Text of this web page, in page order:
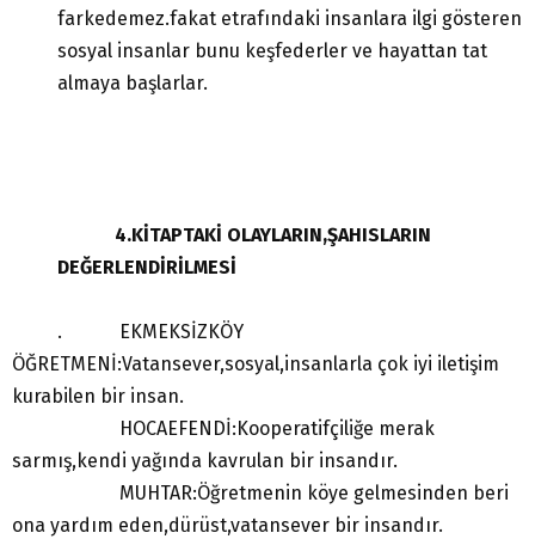
farkedemez.fakat etrafındaki insanlara ilgi gösteren
sosyal insanlar bunu keşfederler ve hayattan tat
almaya başlarlar.
4.KİTAPTAKİ OLAYLARIN,ŞAHISLARIN
DEĞERLENDİRİLMESİ
. EKMEKSİZKÖY
ÖĞRETMENİ:Vatansever,sosyal,insanlarla çok iyi iletişim
kurabilen bir insan.
HOCAEFENDİ:Kooperatifçiliğe merak
sarmış,kendi yağında kavrulan bir insandır.
MUHTAR:Öğretmenin köye gelmesinden beri
ona yardım eden,dürüst,vatansever bir insandır.